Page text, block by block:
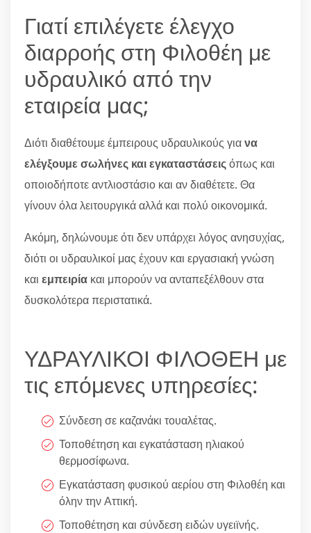
Γιατί επιλέγετε έλεγχο
διαρροής στη Φιλοθέη με
υδραυλικό από την
εταιρεία μας;
Διότι διαθέτουμε έμπειρους υδραυλικούς γιανα
ελέγξουμε σωλήνες και εγκαταστάσειςόπως και
οποιοδήποτε αντλιοστάσιο και αν διαθέτετε. Θα
γίνουν όλα λειτουργικά αλλά και πολύ οικονομικά.
Ακόμη, δηλώνουμε ότι δεν υπάρχει λόγος ανησυχίας,
διότι οι υδραυλικοί μας έχουν και εργασιακή γνώση
και εμπειρία και μπορούν να ανταπεξέλθουν στα
δυσκολότερα περιστατικά.
ΥΔΡΑΥΛΙΚΟΙ ΦΙΛΟΘΕΗ με
τις επόμενες υπηρεσίες:
Σύνδεση σε καζανάκι τουαλέτας.
Τοποθέτηση και εγκατάσταση ηλιακού
θερμοσίφωνα.
Εγκατάσταση φυσικού αερίου στη Φιλοθέη και
όλην την Αττική.
Τοποθέτηση και σύνδεση ειδών υγειϊνής.